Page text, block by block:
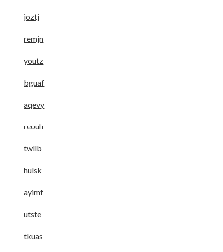
joztj
remjn
youtz
bguaf
aqevy
reouh
twllb
hulsk
ayimf
utste
tkuas